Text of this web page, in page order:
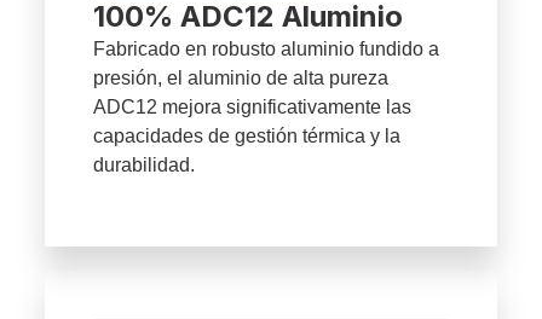
100% ADC12 Aluminio
Fabricado en robusto aluminio fundido a
presión, el aluminio de alta pureza
ADC12 mejora significativamente las
capacidades de gestión térmica y la
durabilidad.